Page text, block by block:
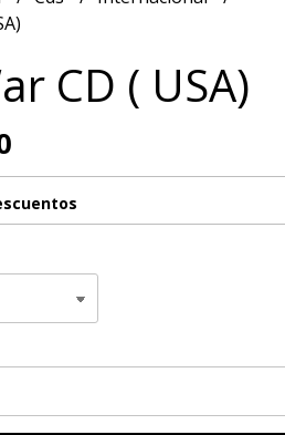
CD ( USA)